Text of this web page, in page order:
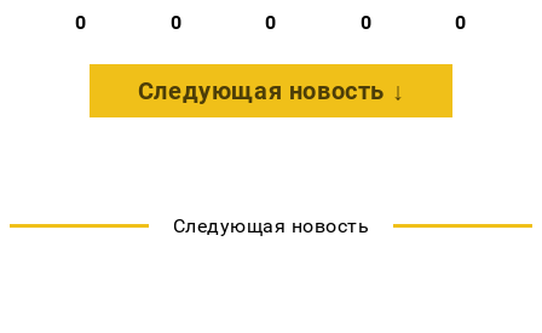
0 0 0 0 0
Следующая новость ↓
Следующая новость